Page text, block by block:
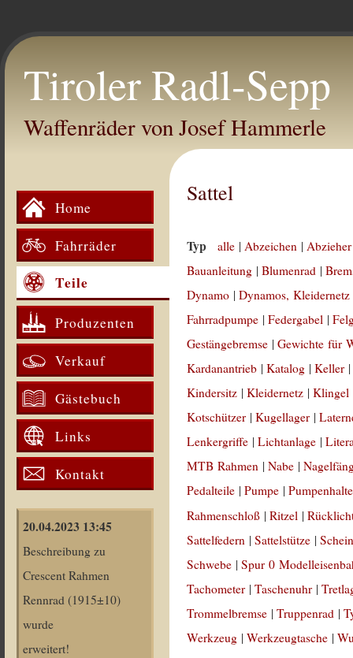
Tiroler Radl-Sepp
Waffenräder von Josef Hammerle
Home
Fahrräder
Teile
Produzenten
Verkauf
Gästebuch
Links
Kontakt
20.04.2023 13:45
Beschreibung zu
Crescent Rahmen
Rennrad (1915±10)
wurde
erweitert!
Sattel
Typ alle |Abzeichen |
Bauanleitung |Blumenrad |
Dynamo |Dynamos, Kleidernetz
Fahrradpumpe |Federgabel |
Gestängebremse |Gewichte für
Kardanantrieb |Katalog |Keller
Kindersitz |Kleidernetz |Klingel
Kotschützer |Kugellager |
Lenkergriffe |Lichtanlage |
MTB Rahmen |Nabe |
Pedalteile |Pumpe |
Rahmenschloß |Ritzel |
Sattelfedern |Sattelstütze |
Schwebe |Spur 0
Tachometer |Taschenuhr |
Trommelbremse |Truppenrad |
Werkzeug |Werkzeugtasche |